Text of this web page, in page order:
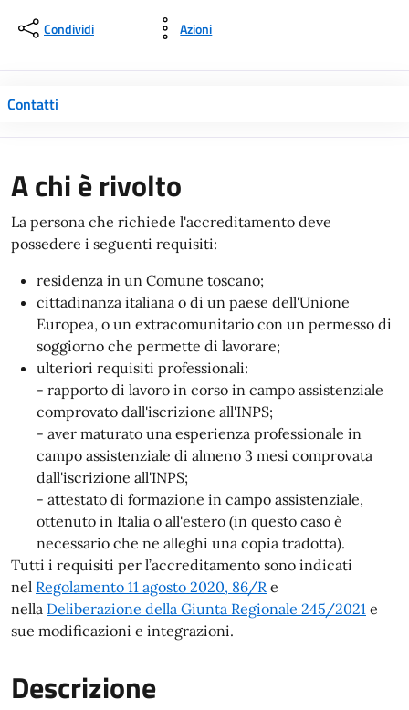
Condividi Azioni
Contatti
A chi è rivolto
La persona che richiede l'accreditamento deve
possedere i seguenti requisiti:
residenza in un Comune toscano;
cittadinanza italiana o di un paese dell'Unione
Europea, o un extracomunitario con un permesso di
soggiorno che permette di lavorare;
ulteriori requisiti professionali:
- rapporto di lavoro in corso in campo assistenziale
comprovato dall'iscrizione all'INPS;
- aver maturato una esperienza professionale in
campo assistenziale di almeno 3 mesi comprovata
dall'iscrizione all'INPS;
- attestato di formazione in campo assistenziale,
ottenuto in Italia o all'estero (in questo caso è
necessario che ne alleghi una copia tradotta).
Tutti i requisiti per l’accreditamento sono indicati
nel Regolamento 11 agosto 2020, 86/R e
nella Deliberazione della Giunta Regionale 245/2021 e
sue modificazioni e integrazioni.
Descrizione